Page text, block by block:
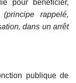
pour bénéficier,
(principe rappelé,
dans un arrêt
publique de